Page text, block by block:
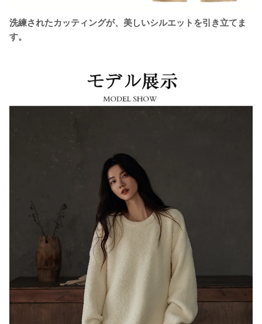
洗練されたカッティングが、美しいシルエットを引き立てま
す。